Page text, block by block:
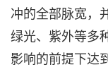
冲的全部脉宽，
绿光、紫外等多
影响的前提下达